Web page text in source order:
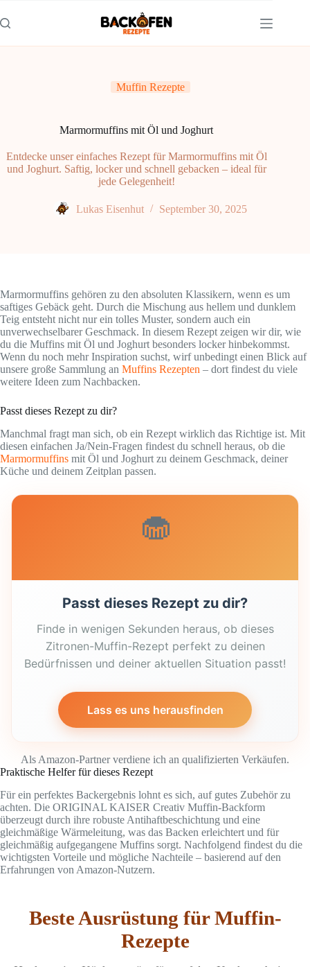
Inhalt
springen
Muffin Rezepte
Marmormuffins mit Öl und Joghurt
Entdecke unser einfaches Rezept für Marmormuffins mit Öl
und Joghurt. Saftig, locker und schnell gebacken – ideal für
jede Gelegenheit!
Lukas Eisenhut September 30, 2025
Marmormuffins gehören zu den absoluten Klassikern, wenn es um
saftiges Gebäck geht. Durch die Mischung aus hellem und dunklem
Teig entsteht nicht nur ein tolles Muster, sondern auch ein
unverwechselbarer Geschmack. In diesem Rezept zeigen wir dir, wie
du die Muffins mit Öl und Joghurt besonders locker hinbekommst.
Wenn du noch mehr Inspiration suchst, wirf unbedingt einen Blick auf
unsere große Sammlung an Muffins Rezepten – dort findest du viele
weitere Ideen zum Nachbacken.
Passt dieses Rezept zu dir?
Manchmal fragt man sich, ob ein Rezept wirklich das Richtige ist. Mit
diesen einfachen Ja/Nein-Fragen findest du schnell heraus, ob die
Marmormuffins mit Öl und Joghurt zu deinem Geschmack, deiner
Küche und deinem Zeitplan passen.
🧁
Passt dieses Rezept zu dir?
Finde in wenigen Sekunden heraus, ob dieses
Zitronen-Muffin-Rezept perfekt zu deinen
Bedürfnissen und deiner aktuellen Situation passt!
Lass es uns herausfinden
Als Amazon-Partner verdiene ich an qualifizierten Verkäufen.
Praktische Helfer für dieses Rezept
Für ein perfektes Backergebnis lohnt es sich, auf gutes Zubehör zu
achten. Die ORIGINAL KAISER Creativ Muffin-Backform
überzeugt durch ihre robuste Antihaftbeschichtung und eine
gleichmäßige Wärmeleitung, was das Backen erleichtert und für
gleichmäßig aufgegangene Muffins sorgt. Nachfolgend findest du die
wichtigsten Vorteile und mögliche Nachteile – basierend auf den
Erfahrungen von Amazon-Nutzern.
Beste Ausrüstung für Muffin-
Rezepte